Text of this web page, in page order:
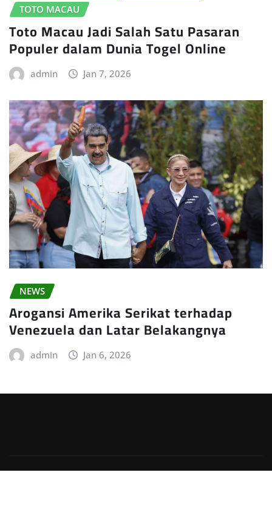
TOTO MACAU
Toto Macau Jadi Salah Satu Pasaran
Populer dalam Dunia Togel Online
admin Jan 7, 2026
NEWS
Arogansi Amerika Serikat terhadap
Venezuela dan Latar Belakangnya
admin Jan 6, 2026